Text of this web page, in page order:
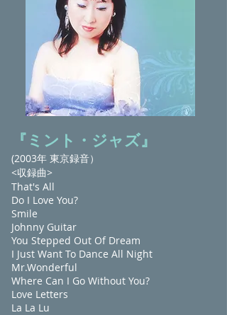
『ミント・ジャズ』
(2003年 東京録音）
<収録曲>
That's All
Do I Love You?
Smile
Johnny Guitar
You Stepped Out Of Dream
I Just Want To Dance All Night
Mr.Wonderful
Where Can I Go Without You?
Love Letters
La La Lu